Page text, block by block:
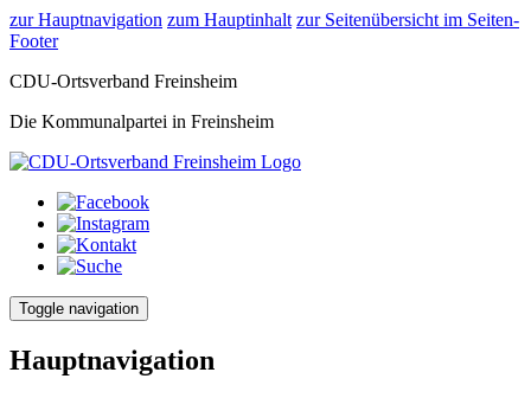
zur Hauptnavigation zum Hauptinhalt zur Seitenübersicht im Seiten-
Footer
CDU-Ortsverband Freinsheim
Die Kommunalpartei in Freinsheim
Toggle navigation
Hauptnavigation